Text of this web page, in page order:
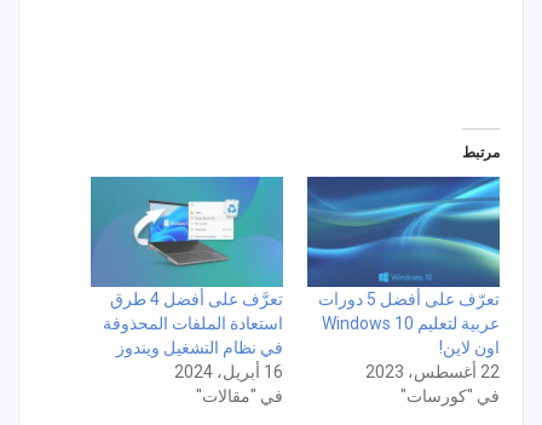
مرتبط
تعرّف على أفضل 5 دورات
عربية لتعليم Windows 10
اون لاين!
22 أغسطس، 2023
في "كورسات"
تعرَّف على أفضل 4 طرق
استعادة الملفات المحذوفة
في نظام التشغيل ويندوز
16 أبريل، 2024
في "مقالات"